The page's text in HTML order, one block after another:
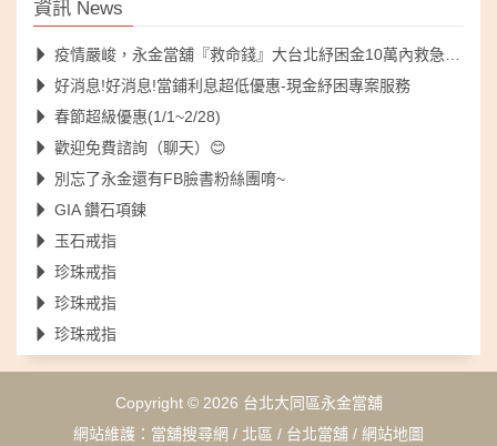
資訊 News
疫情嚴峻，永金當舖『救命錢』大台北紓困金10萬內救急不落人後
好消息!好消息!當鋪利息超低優惠-現金紓困專案服務
春節超級優惠(1/1~2/28)
歡迎免費諮詢（聊天）😊
別忘了永金還有FB臉書粉絲團唷~
GIA 鑽石項鍊
玉石戒指
珍珠戒指
珍珠戒指
珍珠戒指
Copyright © 2026 台北大同區永金當舖
網站維護： 當舖搜尋網 / 北區 / 台北當舖 / 網站地圖